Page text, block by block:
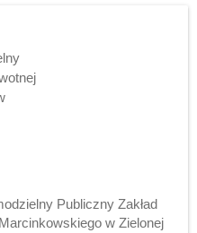
Publiczny Zakład
w Zielonej